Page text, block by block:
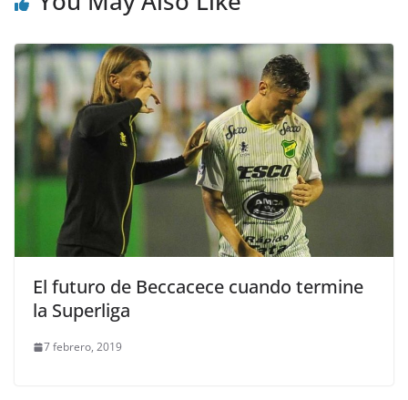
El futuro de Beccacece cuando termine
la Superliga
7 febrero, 2019